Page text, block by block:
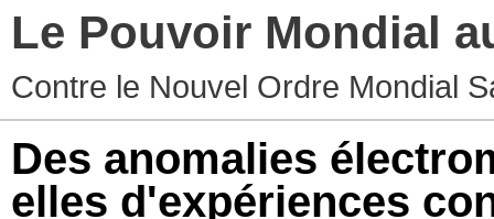
Le Pouvoir Mondial
Contre le Nouvel Ordre Mondial
Des anomalies
elles d'expériences